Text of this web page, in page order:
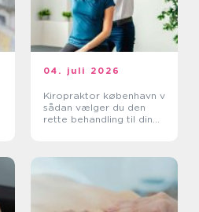
04. juli 2026
Kiropraktor københavn v
sådan vælger du den
rette behandling til dine